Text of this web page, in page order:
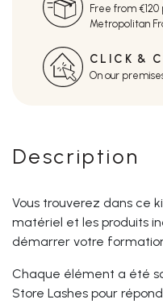
Free from €120
Metropolitan
CLICK &
On our
Description
Vous trouverez dans ce
matériel et les produits
démarrer votre
Chaque élément a été
Store Lashes pour